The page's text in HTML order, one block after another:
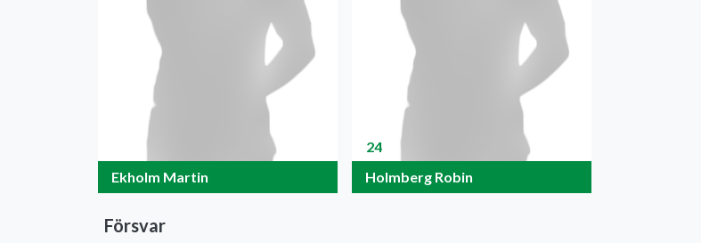
Ekholm Martin
24
Holmberg Robin
Försvar